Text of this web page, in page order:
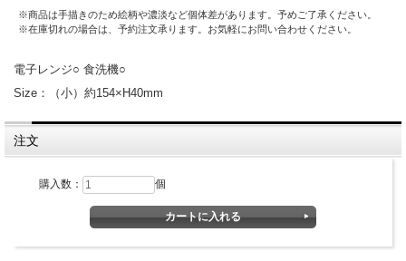
※商品は手描きのため絵柄や濃淡など個体差があります。予めご了承ください。
※在庫切れの場合は、予約注文承ります。お気軽にお問い合わせください。
電子レンジ○ 食洗機○
Size：（小）約154×H40mm
注文
購入数： 個